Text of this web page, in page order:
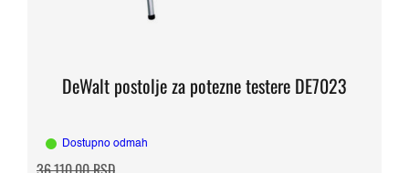
DeWalt postolje za potezne testere DE7023
Dostupno odmah
Originalna
Trenutna